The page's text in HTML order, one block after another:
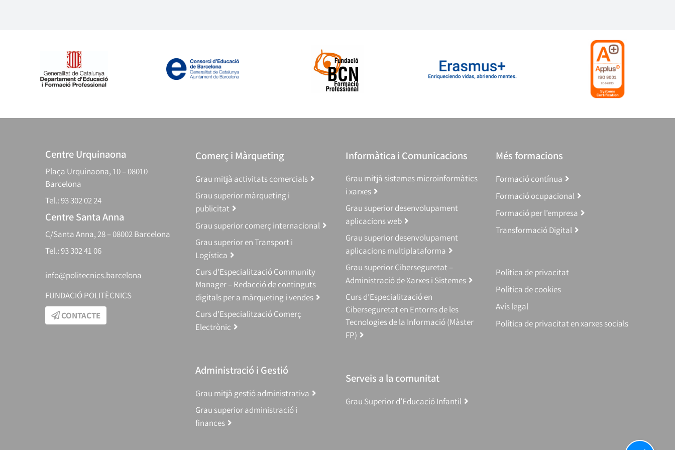
Centre Urquinaona
Plaça Urquinaona, 10 – 08010
Barcelona
Tel.: 93 302 02 24
Centre Santa Anna
C/Santa Anna, 28 – 08002 Barcelona
Tel.: 93 302 41 06
info@politecnics.barcelona
FUNDACIÓ POLITÈCNICS
CONTACTE
Comerç i Màrqueting
Grau mitjà activitats comercials
Grau superior màrqueting i
publicitat
Grau superior comerç internacional
Grau superior en Transport i
Logística
Curs d’Especialització Community
Manager – Redacció de continguts
digitals per a màrqueting i vendes
Curs d’Especialització Comerç
Electrònic
Administració i Gestió
Grau mitjà gestió administrativa
Grau superior administració i
finances
Informàtica i Comunicacions
Grau mitjà sistemes microinformàtics
i xarxes
Grau superior desenvolupament
aplicacions web
Grau superior desenvolupament
aplicacions multiplataforma
Grau superior Ciberseguretat –
Administració de Xarxes i Sistemes
Curs d’Especialització en
Ciberseguretat en Entorns de les
Tecnologies de la Informació (Màster
FP)
Serveis a la comunitat
Grau Superior d’Educació Infantil
Més formacions
Formació contínua
Formació ocupacional
Formació per l’empresa
Transformació Digital
Política de privacitat
Política de cookies
Avís legal
Política de privacitat en xarxes socials